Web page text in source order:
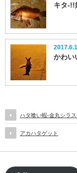
キタ-!!
かわい
ハタ喰い蝦-金丸シラ
アカハタゲット